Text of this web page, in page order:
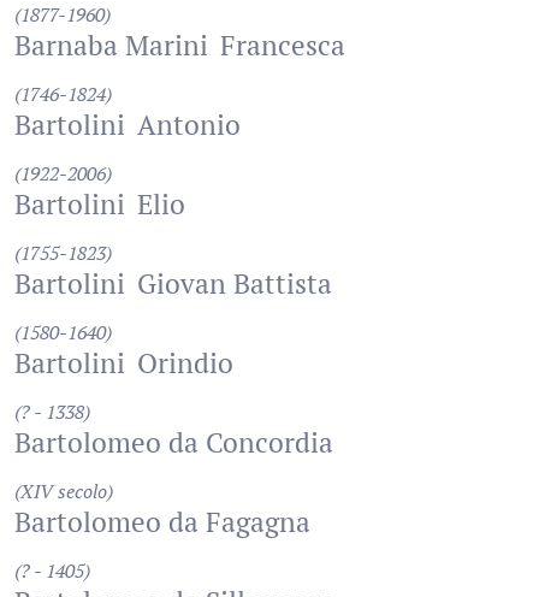
(1877-1960)
Barnaba Marini Francesca
(1746-1824)
Bartolini Antonio
(1922-2006)
Bartolini Elio
(1755-1823)
Bartolini Giovan Battista
(1580-1640)
Bartolini Orindio
(? - 1338)
Bartolomeo da Concordia
(XIV secolo)
Bartolomeo da Fagagna
(? - 1405)